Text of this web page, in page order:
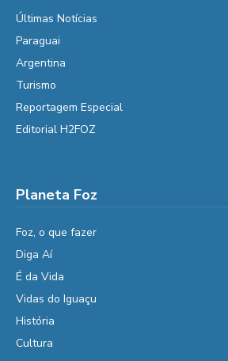
Últimas Notícias
Paraguai
Argentina
Turismo
Reportagem Especial
Editorial H2FOZ
Planeta Foz
Foz, o que fazer
Diga Aí
É da Vida
Vidas do Iguaçu
História
Cultura